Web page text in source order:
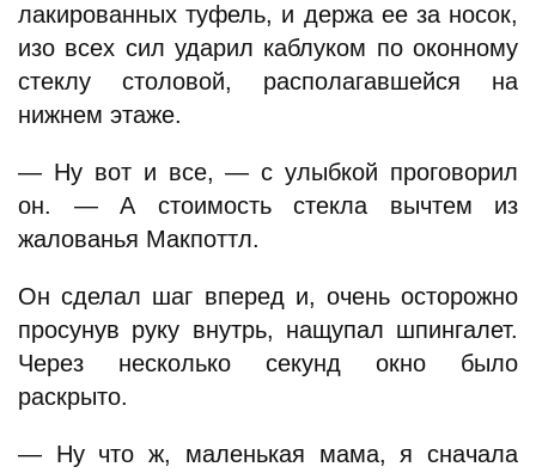
лакированных туфель, и держа ее за носок,
изо всех сил ударил каблуком по оконному
стеклу столовой, располагавшейся на
нижнем этаже.
— Ну вот и все, — с улыбкой проговорил
он. — А стоимость стекла вычтем из
жалованья Макпоттл.
Он сделал шаг вперед и, очень осторожно
просунув руку внутрь, нащупал шпингалет.
Через несколько секунд окно было
раскрыто.
— Ну что ж, маленькая мама, я сначала